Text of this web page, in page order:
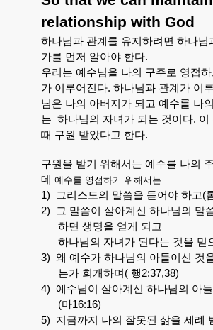
relationship with God
하나님과 관계를 유지하려면 하나님
가를 먼저 알아야 한다.
우리는 예수님을 나의 구주로 영접
가 이루어진다. 하나님과 관계가 이
님은 나의 아버지가 되고 예수를 나의
는 하나님의 자녀가 되는 것이다. 이
때 구원 받았다고 한다.
구원을 받기 위해서는 예수를 나의
데
예수를 영접하기 위해서는
1) 그리스도의 말씀을 듣어야 하고(
2)
그 말씀이 살아계신 하나님의 말
하면 생명을 얻게
되고
하나님의 자녀가 된다는 것을 믿
3) 왜 예수가 하나님의 아들이신 것
는가 회개하며 ( 행2:37,38)
4) 예수님이 살아계신 하나님의 아
(마16:16)
5)
지금까지 나의 잘못된 삶을 세례